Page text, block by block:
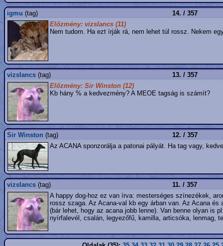
igmu (tag)
14. / 357
Előzmény: vizslancs (11)
Nem tudom. Ha ezt írják rá, nem lehet túl rossz. Nekem
vizslancs (tag)
13. / 357
Előzmény: Sir Winston (12)
Kb hány % a kedvezmény? A MEOE tagság is számít?
Sir Winston (tag)
12. / 357
Az ACANA sponzorálja a patonai pályát. Ha tag vagy,
vizslancs (tag)
11. / 357
A happy dog-hoz ez van írva: mesterséges színezékek,
rossz szaga. Az Acana-val kb egy árban van. Az Acana
(bár lehet, hogy az acana jobb lenne). Van benne olyan is
nyírfalevél, csalán, legyezőfű, kamilla, articsóka, lenmag,